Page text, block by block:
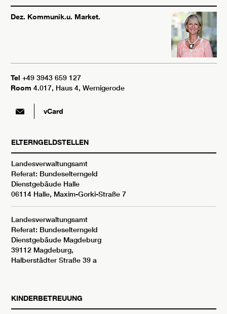
Dez. Kommunik.u. Market.
Tel +49 3943 659 127
Room 4.017, Haus 4, Wernigerode
vCard
ELTERNGELDSTELLEN
Landesverwaltungsamt
Referat: Bundeselterngeld
Dienstgebäude Halle
06114 Halle, Maxim-Gorki-Straße 7
Landesverwaltungsamt
Referat: Bundeselterngeld
Dienstgebäude Magdeburg
39112 Magdeburg,
Halberstädter Straße 39 a
KINDERBETREUUNG